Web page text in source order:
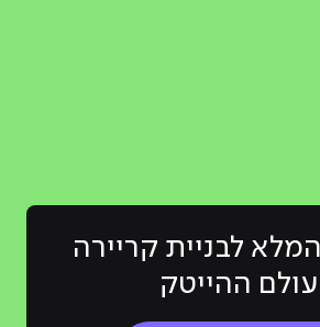
לבניית קריירה
ההייטק